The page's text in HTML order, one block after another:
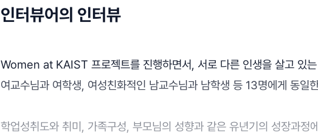
인터뷰어의 인터뷰
Women at KAIST 프로젝트를 진행하면서, 서로 다른 인생을 살고 있
여교수님과 여학생, 여성친화적인 남교수님과 남학생 등 13명에게 동일
학업성취도와 취미, 가족구성, 부모님의 성향과 같은 유년기의 성장과정